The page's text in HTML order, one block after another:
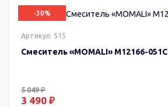
-30%
Артикул: 515
Смеситель «MOMALI» M12166-051C
5 049 ₽
3 490 ₽